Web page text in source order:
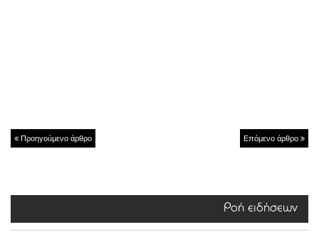
Προηγούμενο άρθρο Επόμενο άρθρο
Ροή ειδήσεων